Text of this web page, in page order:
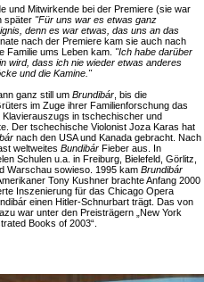
und Mitwirkende bei der Premiere (sie war
später "Für uns war es etwas ganz
denn es war etwas, das uns an das
nach der Premiere kam sie auch nach
Familie ums Leben kam. "Ich habe darüber
wird, dass ich nie wieder etwas anderes
und die Kamine."
ganz still um Brundibár, bis die
im Zuge ihrer Familienforschung das
in tschechischer und
Der tschechische Violonist Joza Karas hat
nach den USA und Kanada gebracht. Nach
weltweites BundibárFieber aus. In
Schulen u.a. in Freiburg, Bielefeld, Görlitz,
Warschau sowieso. 1995 kam Brundibár
Tony Kushner brachte Anfang 2000
Inszenierung für das Chicago Opera
einen Hitler-Schnurbart trägt. Das von
war unter den Preisträgern „New York
Books of 2003“.